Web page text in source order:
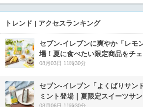
トレンド | アクセスランキング
セブン‐イレブンに爽やか「レモ
場！夏に食べたい限定商品をチ
08月03日 11時30分
セブン‐イレブン「よくばりサン
ミント登場｜夏限定スイーツサ
08月06日 11時30分